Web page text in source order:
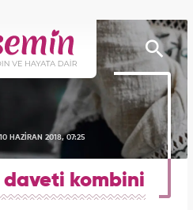
10 HAZİRAN 2018, 07:25
kombini